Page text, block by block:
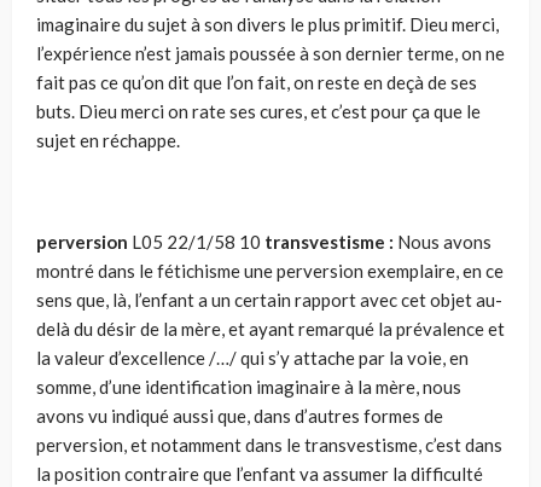
imaginaire du sujet à son divers le plus primitif. Dieu merci,
l’expérience n’est jamais poussée à son dernier terme, on ne
fait pas ce qu’on dit que l’on fait, on reste en deçà de ses
buts. Dieu merci on rate ses cures, et c’est pour ça que le
sujet en réchappe.
perversion L05 22/1/58 10 transvestisme : Nous avons
montré dans le fétichisme une perversion exemplaire, en ce
sens que, là, l’enfant a un certain rapport avec cet objet au-
delà du désir de la mère, et ayant remarqué la prévalence et
la valeur d’excellence /…/ qui s’y attache par la voie, en
somme, d’une identification imaginaire à la mère, nous
avons vu indiqué aussi que, dans d’autres formes de
perversion, et notamment dans le transvestisme, c’est dans
la position contraire que l’enfant va assumer la difficulté